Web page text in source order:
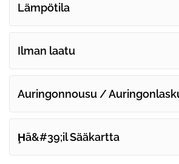
Lämpötila
Ilman laatu
Auringonnousu /
Ḩā&#39;il Sääkartta